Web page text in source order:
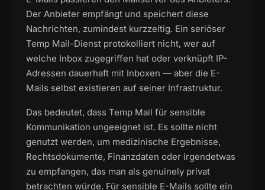
Der Anbieter empfängt und speichert diese
Nachrichten, zumindest kurzzeitig. Ein seriöser
Temp Mail-Dienst protokolliert nicht, wer auf
welche Inbox zugegriffen hat oder verknüpft IP-
Adressen dauerhaft mit Inboxen — aber die E-
Mails selbst existieren auf seiner Infrastruktur.
Das bedeutet, dass Temp Mail für sensible
Kommunikation ungeeignet ist. Es sollte nicht
genutzt werden, um medizinische Ergebnisse,
Rechtsdokumente, Finanzdaten oder irgendetwas
zu empfangen, das man als genuinely privat
betrachten würde. Für sensible E-Mails sollte ein